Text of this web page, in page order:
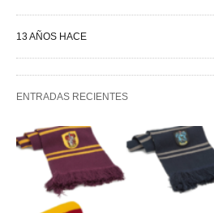
13 AÑOS HACE
ENTRADAS RECIENTES